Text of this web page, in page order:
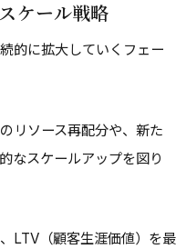
ケール戦略
的に拡大していくフェー
リソース再配分や、新た
なスケールアップを図り
LTV（顧客生涯価値）を最